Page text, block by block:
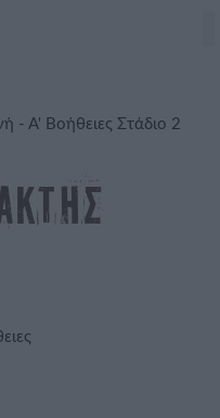
- Α' Βοήθειες Στάδιο 2